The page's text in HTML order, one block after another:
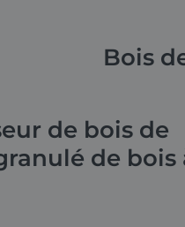
Bois
de bois de
de bois